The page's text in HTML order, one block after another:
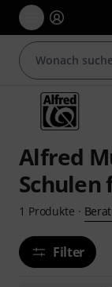
Alfred
Schulen
1 Produkte ·
Filter